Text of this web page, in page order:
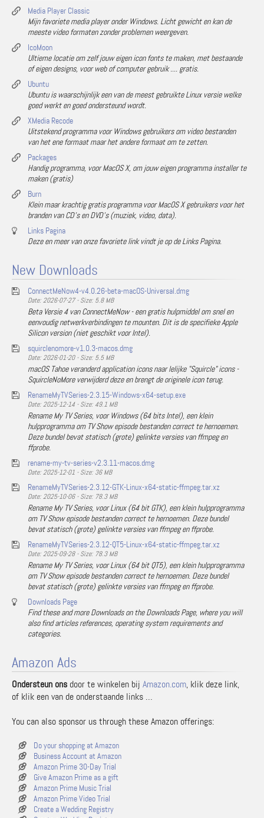
Media Player Classic
Mijn favoriete media player onder Windows. Licht gewicht en kan de
meeste video formaten zonder problemen weergeven.
IcoMoon
Ultieme locatie om zelf jouw eigen icon fonts te maken, met bestaande
of eigen designs, voor web of computer gebruik .... gratis.
Ubuntu
Ubuntu is waarschijnlijk een van de meest gebruikte Linux versie welke
goed werkt en goed ondersteund wordt.
XMedia Recode
Uitstekend programma voor Windows gebruikers om video bestanden
van het ene formaat maar het andere formaat om te zetten.
Packages
Handig programma, voor MacOS X, om jouw eigen programma installer te
maken (gratis)
Burn
Klein maar krachtig gratis programma voor MacOS X gebruikers voor het
branden van CD's en DVD's (muziek, video, data).
Links Pagina
Deze en meer van onze favoriete link vindt je op de Links Pagina.
New Downloads
ConnectMeNow4-v4.0.26-beta-macOS-Universal.dmg
Date: 2026-07-27 - Size: 5.8 MB
Beta Versie 4 van ConnectMeNow - een gratis hulpmiddel om snel en
eenvoudig netwerkverbindingen te mounten. Dit is de specifieke Apple
Silicon version (niet geschikt voor Intel).
squirclenomore-v1.0.3-macos.dmg
Date: 2026-01-20 - Size: 5.5 MB
macOS Tahoe veranderd application icons naar lelijke "Squircle" icons -
SquircleNoMore verwijderd deze en brengt de originele icon terug.
RenameMyTVSeries-2.3.15-Windows-x64-setup.exe
Date: 2025-12-14 - Size: 49.1 MB
Rename My TV Series, voor Windows (64 bits Intel), een klein
hulpprogramma om TV Show episode bestanden correct te hernoemen.
Deze bundel bevat statisch (grote) gelinkte versies van ffmpeg en
ffprobe.
rename-my-tv-series-v2.3.11-macos.dmg
Date: 2025-12-01 - Size: 36 MB
RenameMyTVSeries-2.3.12-GTK-Linux-x64-static-ffmpeg.tar.xz
Date: 2025-10-06 - Size: 78.3 MB
Rename My TV Series, voor Linux (64 bit GTK), een klein hulpprogramma
om TV Show episode bestanden correct te hernoemen. Deze bundel
bevat statisch (grote) gelinkte versies van ffmpeg en ffprobe.
RenameMyTVSeries-2.3.12-QT5-Linux-x64-static-ffmpeg.tar.xz
Date: 2025-09-28 - Size: 78.3 MB
Rename My TV Series, voor Linux (64 bit QT5), een klein hulpprogramma
om TV Show episode bestanden correct te hernoemen. Deze bundel
bevat statisch (grote) gelinkte versies van ffmpeg en ffprobe.
Downloads Page
Find these and more Downloads on the Downloads Page, where you will
also find articles references, operating system requirements and
categories.
Amazon Ads
Ondersteun ons door te winkelen bij Amazon.com, klik deze link,
of klik een van de onderstaande links …
You can also sponsor us through these Amazon offerings:
Do your shopping at Amazon
Business Account at Amazon
Amazon Prime 30-Day Trial
Give Amazon Prime as a gift
Amazon Prime Music Trial
Amazon Prime Video Trial
Create a Wedding Registry